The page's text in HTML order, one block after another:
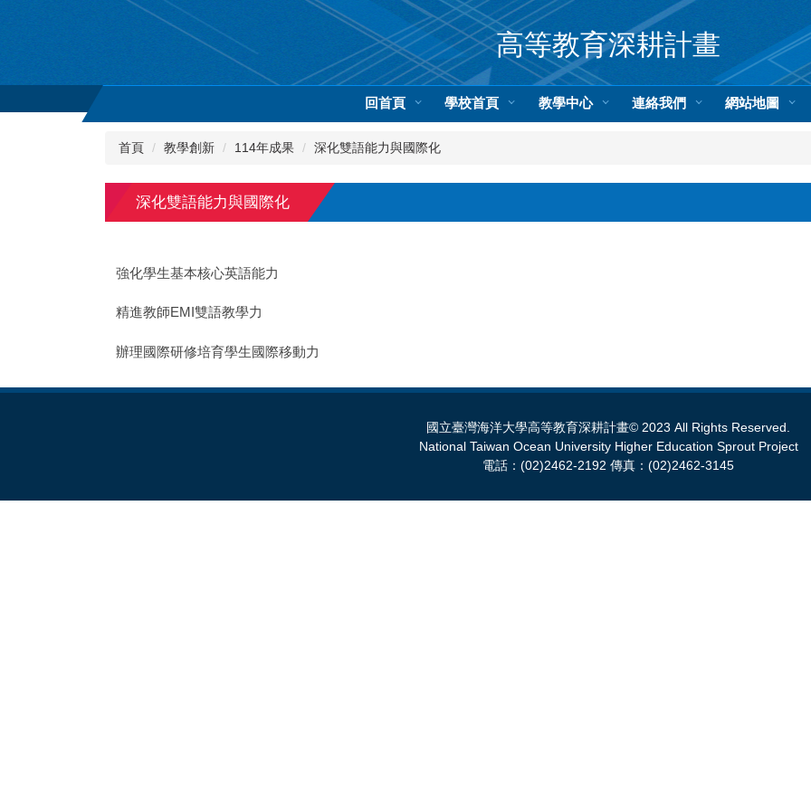
內
高等教育深耕計畫
回首頁 學校首頁 教學中心 連絡我們 網站地圖
首頁 教學創新 114年成果 深化雙語能力與國際化
深化雙語能力與國際化
強化學生基本核心英語能力
精進教師EMI雙語教學力
辦理國際研修培育學生國際移動力
國立臺灣海洋大學高等教育深耕計畫© 2023 All Rights Reserved.
National Taiwan Ocean University Higher Education Sprout Project
電話：(02)2462-2192 傳真：(02)2462-3145